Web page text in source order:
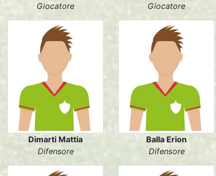
Giocatore
Giocatore
Dimarti Mattia
Difensore
Balla Erion
Difensore